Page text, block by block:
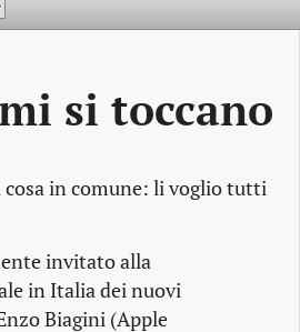
si toccano
cosa in comune: li voglio tutti
invitato alla
in Italia dei nuovi
Biagini (Apple